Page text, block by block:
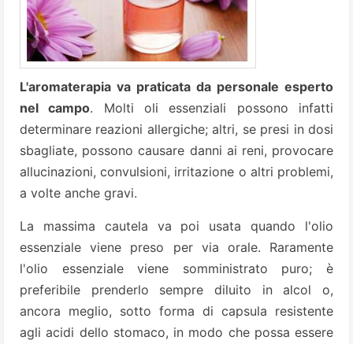
L'aromaterapia va praticata da personale esperto
nel campo. Molti oli essenziali possono infatti
determinare reazioni allergiche; altri, se presi in dosi
sbagliate, possono causare danni ai reni, provocare
allucinazioni, convulsioni, irritazione o altri problemi,
a volte anche gravi.
La massima cautela va poi usata quando l'olio
essenziale viene preso per via orale. Raramente
l'olio essenziale viene somministrato puro; è
preferibile prenderlo sempre diluito in alcol o,
ancora meglio, sotto forma di capsula resistente
agli acidi dello stomaco, in modo che possa essere